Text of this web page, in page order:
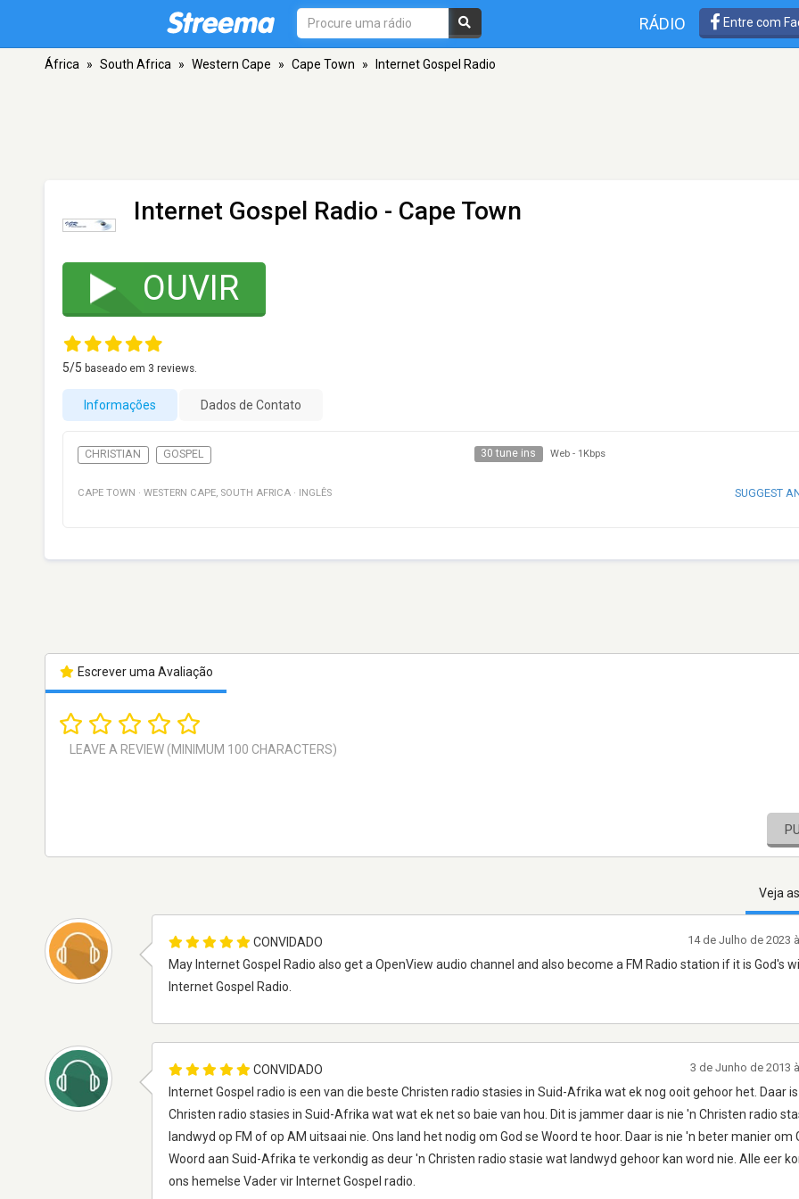
RÁDIO Entre com
África » South Africa » Western Cape » Cape Town » Internet Gospel Radio
Internet Gospel Radio - Cape Town
OUVIR
5/5 baseado em 3 reviews.
Informações Dados de Contato
CHRISTIAN GOSPEL 30 tune ins Web - 1Kbps
CAPE TOWN · WESTERN CAPE, SOUTH AFRICA · INGLÊS SUGGEST
Escrever uma Avaliação
Veja
CONVIDADO
May Internet Gospel Radio also get a OpenView audio channel and also become a FM Radio station if it is God's
Internet Gospel Radio.
14 de Julho de 2023
CONVIDADO
Internet Gospel radio is een van die beste Christen radio stasies in Suid-Afrika wat ek nog ooit gehoor het. Daar
Christen radio stasies in Suid-Afrika wat wat ek net so baie van hou. Dit is jammer daar is nie 'n Christen radio
landwyd op FM of op AM uitsaai nie. Ons land het nodig om God se Woord te hoor. Daar is nie 'n beter manier om
Woord aan Suid-Afrika te verkondig as deur 'n Christen radio stasie wat landwyd gehoor kan word nie. Alle eer
ons hemelse Vader vir Internet Gospel radio.
3 de Junho de 2013